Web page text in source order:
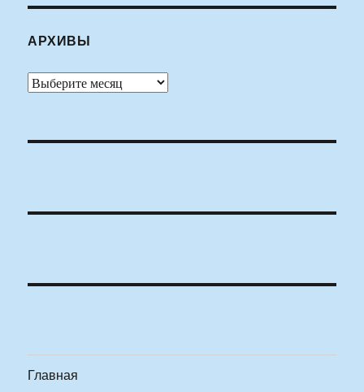
АРХИВЫ
Архивы
Главная